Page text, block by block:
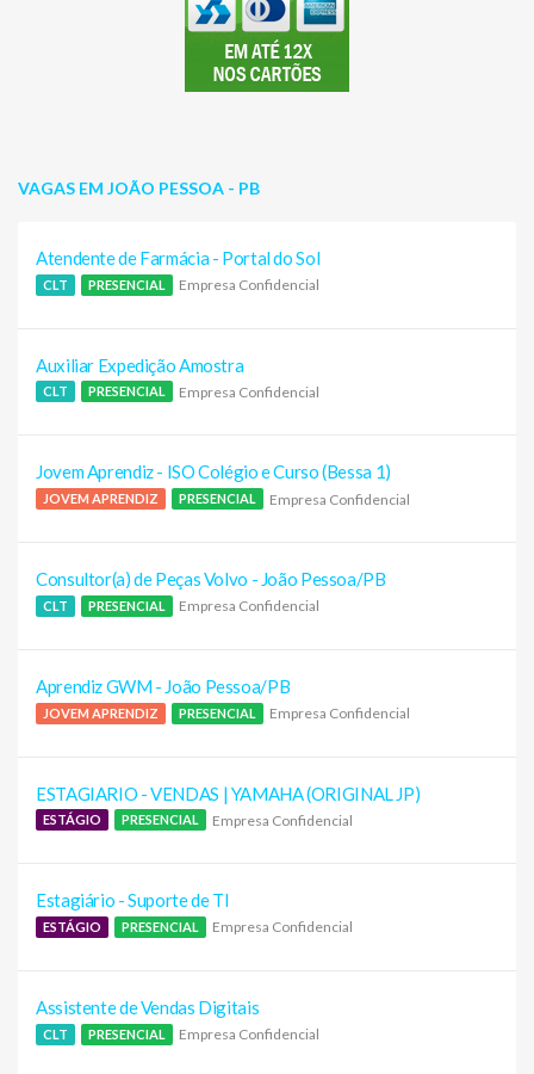
VAGAS EM JOÃO PESSOA - PB
Atendente de Farmácia - Portal do Sol
CLT PRESENCIAL Empresa Confidencial
Auxiliar Expedição Amostra
CLT PRESENCIAL Empresa Confidencial
Jovem Aprendiz - ISO Colégio e Curso (Bessa 1)
JOVEM APRENDIZ PRESENCIAL Empresa Confidencial
Consultor(a) de Peças Volvo - João Pessoa/PB
CLT PRESENCIAL Empresa Confidencial
Aprendiz GWM - João Pessoa/PB
JOVEM APRENDIZ PRESENCIAL Empresa Confidencial
ESTAGIARIO - VENDAS | YAMAHA (ORIGINAL JP)
ESTÁGIO PRESENCIAL Empresa Confidencial
Estagiário - Suporte de TI
ESTÁGIO PRESENCIAL Empresa Confidencial
Assistente de Vendas Digitais
CLT PRESENCIAL Empresa Confidencial